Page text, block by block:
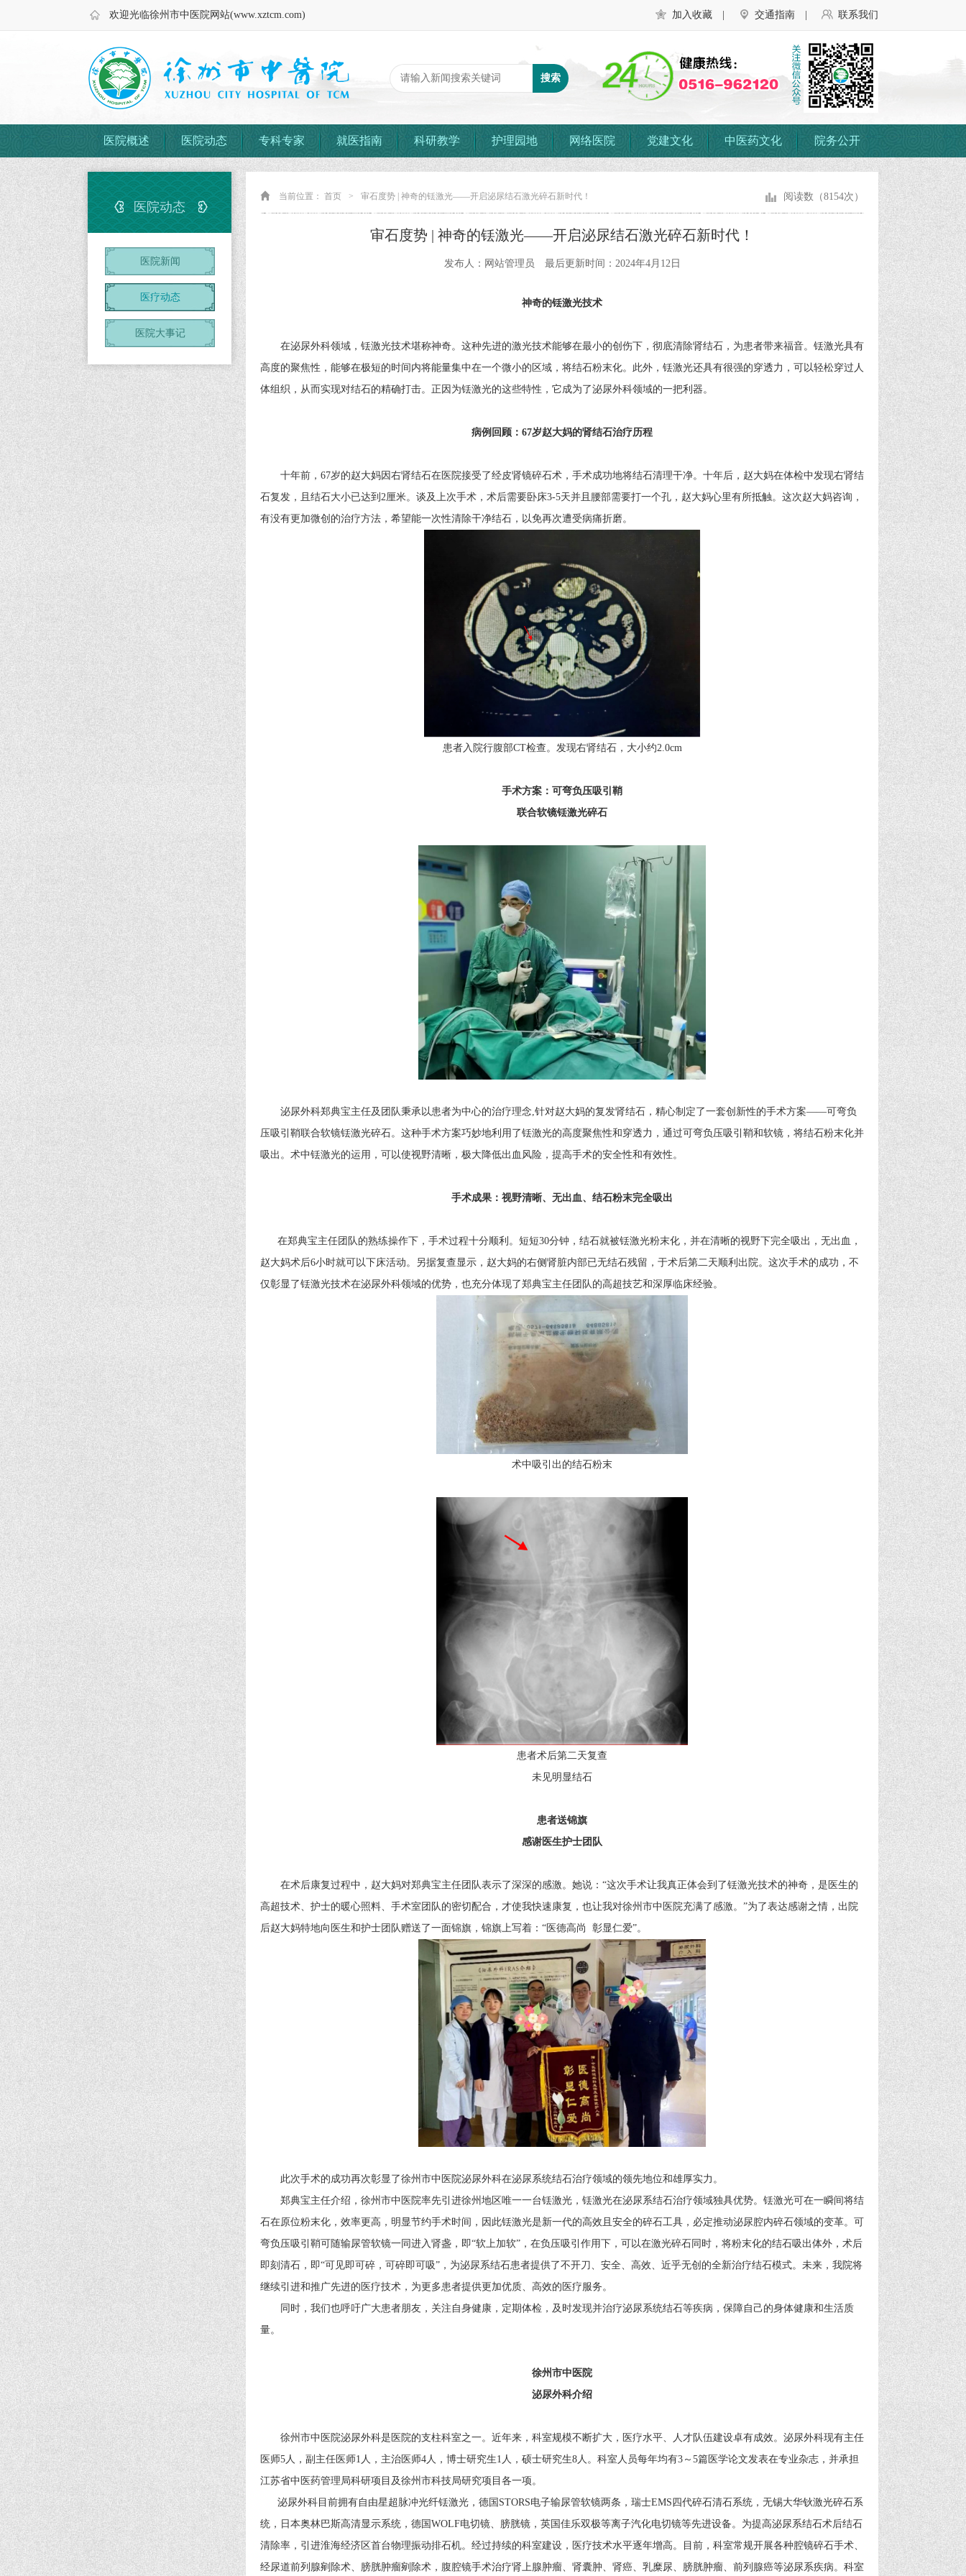
欢迎光临徐州市中医院网站(www.xztcm.com) 联系我们
交通指南
加入收藏
医院概述 医院动态 专科专家 就医指南 科研教学 护理园地 网络医院 党建文化 中医药文化 院务公开
医院动态
医院新闻
医疗动态
医院大事记
当前位置： 首页 > 审石度势 | 神奇的铥激光——开启泌尿结石激光碎石新时代！ 阅读数（8154次）
审石度势 | 神奇的铥激光——开启泌尿结石激光碎石新时代！
发布人：网站管理员 最后更新时间：2024年4月12日
神奇的铥激光技术
在泌尿外科领域，铥激光技术堪称神奇。这种先进的激光技术能够在最小的创伤下，彻底清除肾结石，为患者带来福音。铥激光具有
高度的聚焦性，能够在极短的时间内将能量集中在一个微小的区域，将结石粉末化。此外，铥激光还具有很强的穿透力，可以轻松穿过人
体组织，从而实现对结石的精确打击。正因为铥激光的这些特性，它成为了泌尿外科领域的一把利器。
病例回顾：67岁赵大妈的肾结石治疗历程
十年前，67岁的赵大妈因右肾结石在医院接受了经皮肾镜碎石术，手术成功地将结石清理干净。十年后，赵大妈在体检中发现右肾结
石复发，且结石大小已达到2厘米。谈及上次手术，术后需要卧床3-5天并且腰部需要打一个孔，赵大妈心里有所抵触。这次赵大妈咨询，
有没有更加微创的治疗方法，希望能一次性清除干净结石，以免再次遭受病痛折磨。
患者入院行腹部CT检查。发现右肾结石，大小约2.0cm
手术方案：可弯负压吸引鞘
联合软镜铥激光碎石
泌尿外科郑典宝主任及团队秉承以患者为中心的治疗理念,针对赵大妈的复发肾结石，精心制定了一套创新性的手术方案——可弯负
压吸引鞘联合软镜铥激光碎石。这种手术方案巧妙地利用了铥激光的高度聚焦性和穿透力，通过可弯负压吸引鞘和软镜，将结石粉末化并
吸出。术中铥激光的运用，可以使视野清晰，极大降低出血风险，提高手术的安全性和有效性。
手术成果：视野清晰、无出血、结石粉末完全吸出
在郑典宝主任团队的熟练操作下，手术过程十分顺利。短短30分钟，结石就被铥激光粉末化，并在清晰的视野下完全吸出，无出血，
赵大妈术后6小时就可以下床活动。另据复查显示，赵大妈的右侧肾脏内部已无结石残留，于术后第二天顺利出院。这次手术的成功，不
仅彰显了铥激光技术在泌尿外科领域的优势，也充分体现了郑典宝主任团队的高超技艺和深厚临床经验。
术中吸引出的结石粉末
患者术后第二天复查
未见明显结石
患者送锦旗
感谢医生护士团队
在术后康复过程中，赵大妈对郑典宝主任团队表示了深深的感激。她说：“这次手术让我真正体会到了铥激光技术的神奇，是医生的
高超技术、护士的暖心照料、手术室团队的密切配合，才使我快速康复，也让我对徐州市中医院充满了感激。”为了表达感谢之情，出院
后赵大妈特地向医生和护士团队赠送了一面锦旗，锦旗上写着：“医德高尚 彰显仁爱”。
此次手术的成功再次彰显了徐州市中医院泌尿外科在泌尿系统结石治疗领域的领先地位和雄厚实力。
郑典宝主任介绍，徐州市中医院率先引进徐州地区唯一一台铥激光，铥激光在泌尿系结石治疗领域独具优势。铥激光可在一瞬间将结
石在原位粉末化，效率更高，明显节约手术时间，因此铥激光是新一代的高效且安全的碎石工具，必定推动泌尿腔内碎石领域的变革。可
弯负压吸引鞘可随输尿管软镜一同进入肾盏，即“软上加软”，在负压吸引作用下，可以在激光碎石同时，将粉末化的结石吸出体外，术后
即刻清石，即“可见即可碎，可碎即可吸”，为泌尿系结石患者提供了不开刀、安全、高效、近乎无创的全新治疗结石模式。未来，我院将
继续引进和推广先进的医疗技术，为更多患者提供更加优质、高效的医疗服务。
同时，我们也呼吁广大患者朋友，关注自身健康，定期体检，及时发现并治疗泌尿系统结石等疾病，保障自己的身体健康和生活质
量。
徐州市中医院
泌尿外科介绍
徐州市中医院泌尿外科是医院的支柱科室之一。近年来，科室规模不断扩大，医疗水平、人才队伍建设卓有成效。泌尿外科现有主任
医师5人，副主任医师1人，主治医师4人，博士研究生1人，硕士研究生8人。科室人员每年均有3～5篇医学论文发表在专业杂志，并承担
江苏省中医药管理局科研项目及徐州市科技局研究项目各一项。
泌尿外科目前拥有自由星超脉冲光纤铥激光，德国STORS电子输尿管软镜两条，瑞士EMS四代碎石清石系统，无锡大华钬激光碎石系
统，日本奥林巴斯高清显示系统，德国WOLF电切镜、膀胱镜，英国佳乐双极等离子汽化电切镜等先进设备。为提高泌尿系结石术后结石
清除率，引进淮海经济区首台物理振动排石机。经过持续的科室建设，医疗技术水平逐年增高。目前，科室常规开展各种腔镜碎石手术、
经尿道前列腺剜除术、膀胱肿瘤剜除术，腹腔镜手术治疗肾上腺肿瘤、肾囊肿、肾癌、乳糜尿、膀胱肿瘤、前列腺癌等泌尿系疾病。科室